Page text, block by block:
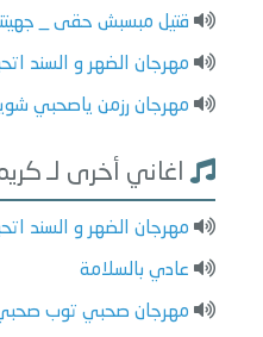
قتيل مبسبش حقى _
مهرجان الضهر و السند
مهرجان رزمن ياصحبي
اغاني أخرى لـ
مهرجان الضهر و السند
عادي بالسلامة
مهرجان صحبي توب